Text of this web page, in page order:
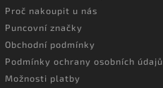
Proč nakoupit u nás
Puncovní značky
Obchodní podmínky
Podmínky ochrany osobních údajů
Možnosti platby